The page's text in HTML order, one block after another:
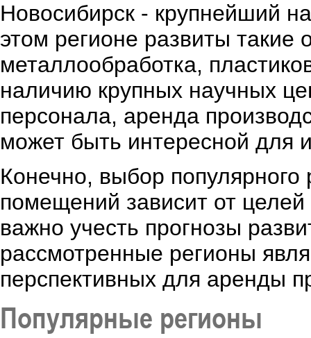
Новосибирск - крупнейший
этом регионе развиты такие
металлообработка,
наличию крупных научных
персонала, аренда
может быть интересной для
Конечно, выбор
помещений зависит от
важно учесть прогнозы
рассмотренные регионы
перспективных для аренды
Популярные регионы